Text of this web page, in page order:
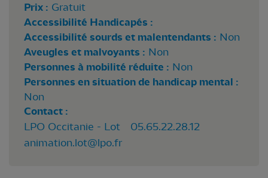
Prix : Gratuit
Accessibilité Handicapés :
Accessibilité sourds et malentendants : Non
Aveugles et malvoyants : Non
Personnes à mobilité réduite : Non
Personnes en situation de handicap mental :
Non
Contact :
LPO Occitanie - Lot 05.65.22.28.12
animation.lot@lpo.fr